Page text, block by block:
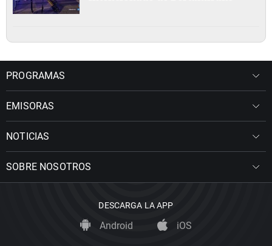
PROGRAMAS
EMISORAS
NOTICIAS
SOBRE NOSOTROS
DESCARGA LA APP
Android iOS